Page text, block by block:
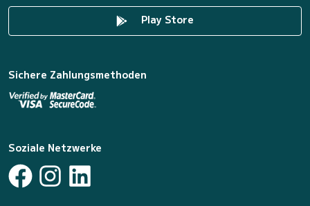
Play Store
Sichere Zahlungsmethoden
Soziale Netzwerke